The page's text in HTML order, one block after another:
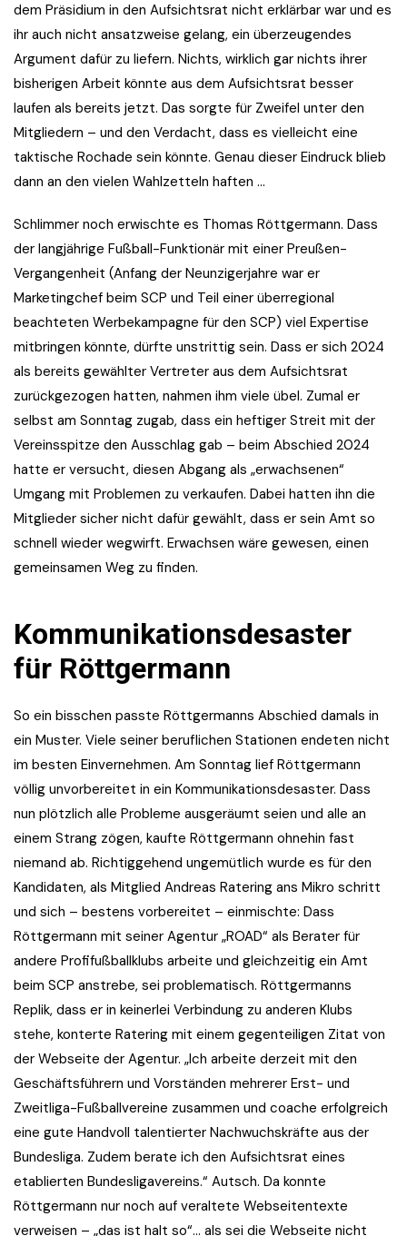
dem Präsidium in den Aufsichtsrat nicht erklärbar war und es
ihr auch nicht ansatzweise gelang, ein überzeugendes
Argument dafür zu liefern. Nichts, wirklich gar nichts ihrer
bisherigen Arbeit könnte aus dem Aufsichtsrat besser
laufen als bereits jetzt. Das sorgte für Zweifel unter den
Mitgliedern – und den Verdacht, dass es vielleicht eine
taktische Rochade sein könnte. Genau dieser Eindruck blieb
dann an den vielen Wahlzetteln haften …
Schlimmer noch erwischte es Thomas Röttgermann. Dass
der langjährige Fußball-Funktionär mit einer Preußen-
Vergangenheit (Anfang der Neunzigerjahre war er
Marketingchef beim SCP und Teil einer überregional
beachteten Werbekampagne für den SCP) viel Expertise
mitbringen könnte, dürfte unstrittig sein. Dass er sich 2024
als bereits gewählter Vertreter aus dem Aufsichtsrat
zurückgezogen hatten, nahmen ihm viele übel. Zumal er
selbst am Sonntag zugab, dass ein heftiger Streit mit der
Vereinsspitze den Ausschlag gab – beim Abschied 2024
hatte er versucht, diesen Abgang als „erwachsenen“
Umgang mit Problemen zu verkaufen. Dabei hatten ihn die
Mitglieder sicher nicht dafür gewählt, dass er sein Amt so
schnell wieder wegwirft. Erwachsen wäre gewesen, einen
gemeinsamen Weg zu finden.
Kommunikationsdesaster
für Röttgermann
So ein bisschen passte Röttgermanns Abschied damals in
ein Muster. Viele seiner beruflichen Stationen endeten nicht
im besten Einvernehmen. Am Sonntag lief Röttgermann
völlig unvorbereitet in ein Kommunikationsdesaster. Dass
nun plötzlich alle Probleme ausgeräumt seien und alle an
einem Strang zögen, kaufte Röttgermann ohnehin fast
niemand ab. Richtiggehend ungemütlich wurde es für den
Kandidaten, als Mitglied Andreas Ratering ans Mikro schritt
und sich – bestens vorbereitet – einmischte: Dass
Röttgermann mit seiner Agentur „ROAD“ als Berater für
andere Profifußballklubs arbeite und gleichzeitig ein Amt
beim SCP anstrebe, sei problematisch. Röttgermanns
Replik, dass er in keinerlei Verbindung zu anderen Klubs
stehe, konterte Ratering mit einem gegenteiligen Zitat von
der Webseite der Agentur. „Ich arbeite derzeit mit den
Geschäftsführern und Vorständen mehrerer Erst- und
Zweitliga-Fußballvereine zusammen und coache erfolgreich
eine gute Handvoll talentierter Nachwuchskräfte aus der
Bundesliga. Zudem berate ich den Aufsichtsrat eines
etablierten Bundesligavereins.“ Autsch. Da konnte
Röttgermann nur noch auf veraltete Webseitentexte
verweisen – „das ist halt so“… als sei die Webseite nicht